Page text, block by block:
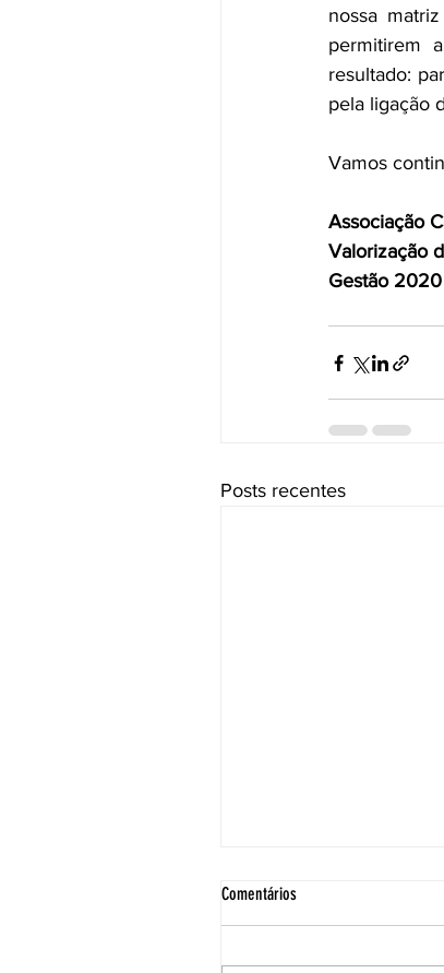
nossa
permitirem
resultado:
pela ligação
Vamos
Associação
Valorização
Gestão
Posts recentes
Comentários